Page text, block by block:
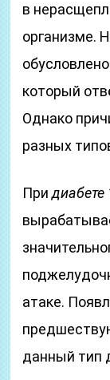
в
организме.
который
Однако
разных
Придиабете
атаке.
данный тип